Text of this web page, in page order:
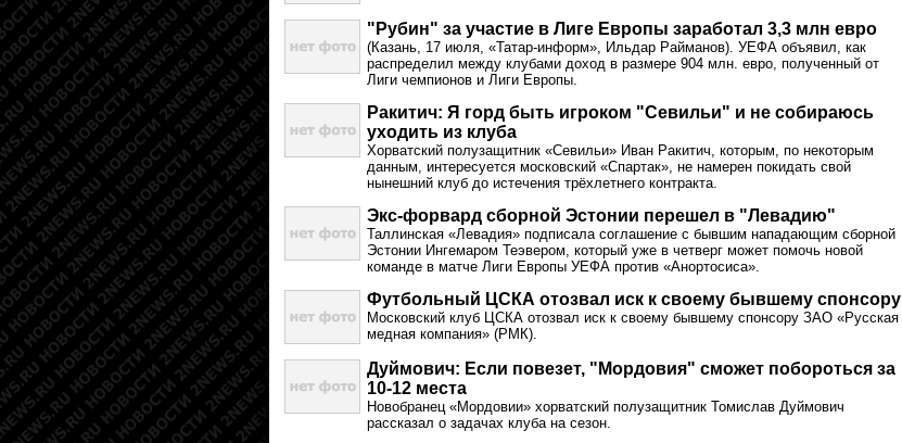
"Рубин" за участие в Лиге Европы заработал 3,3 млн евро
(Казань, 17 июля, «Татар-информ», Ильдар Райманов). УЕФА объявил, как
распределил между клубами доход в размере 904 млн. евро, полученный от
Лиги чемпионов и Лиги Европы.
Ракитич: Я горд быть игроком "Севильи" и не собираюсь
уходить из клуба
Хорватский полузащитник «Севильи» Иван Ракитич, которым, по некоторым
данным, интересуется московский «Спартак», не намерен покидать свой
нынешний клуб до истечения трёхлетнего контракта.
Экс-форвард сборной Эстонии перешел в "Левадию"
Таллинская «Левадия» подписала соглашение с бывшим нападающим сборной
Эстонии Ингемаром Теэвером, который уже в четверг может помочь новой
команде в матче Лиги Европы УЕФА против «Анортосиса».
Футбольный ЦСКА отозвал иск к своему бывшему спонсору
Московский клуб ЦСКА отозвал иск к своему бывшему спонсору ЗАО «Русская
медная компания» (РМК).
Дуймович: Если повезет, "Мордовия" сможет побороться за
10-12 места
Новобранец «Мордовии» хорватский полузащитник Томислав Дуймович
рассказал о задачах клуба на сезон.